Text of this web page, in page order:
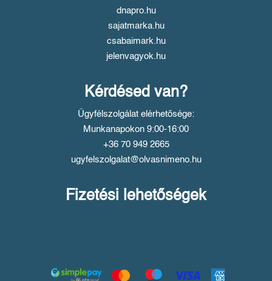
dnapro.hu
sajatmarka.hu
csabaimark.hu
jelenvagyok.hu
Kérdésed van?
Ügyfélszolgálat elérhetősége:
Munkanapokon 9:00-16:00
+36 70 949 2665
ugyfelszolgalat@olvasnimeno.hu
Fizetési lehetőségek